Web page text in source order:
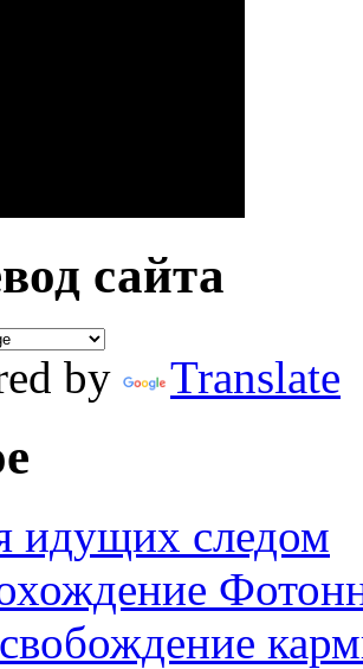
сайта
by Translate
идущих следом